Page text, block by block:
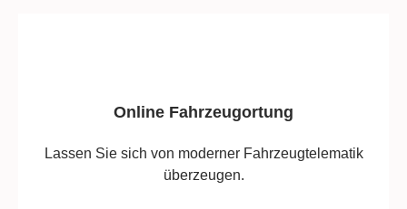
Online Fahrzeugortung
Lassen Sie sich von moderner Fahrzeugtelematik
überzeugen.